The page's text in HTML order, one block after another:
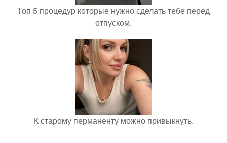
Топ 5 процедур которые нужно сделать тебе перед
отпуском.
К старому перманенту можно привыкнуть.